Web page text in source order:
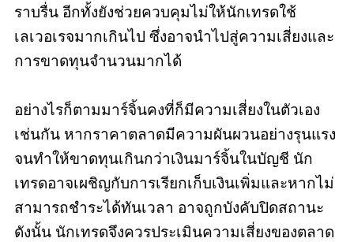
ราบรื่น อีกทั้งยังช่วยควบคุมไม่ให้นักเทรดใช้
เลเวอเรจมากเกินไป ซึ่งอาจนำไปสู่ความเสี่ยงและ
การขาดทุนจำนวนมากได้
อย่างไรก็ตามมาร์จิ้นคงที่ก็มีความเสี่ยงในตัวเอง
เช่นกัน หากราคาตลาดมีความผันผวนอย่างรุนแรง
จนทำให้ขาดทุนเกินกว่าเงินมาร์จิ้นในบัญชี นัก
เทรดอาจเผชิญกับการเรียกเก็บเงินเพิ่มและหากไม่
สามารถชำระได้ทันเวลา อาจถูกบังคับปิดสถานะ
ดังนั้น นักเทรดจึงควรประเมินความเสี่ยงของตลาด